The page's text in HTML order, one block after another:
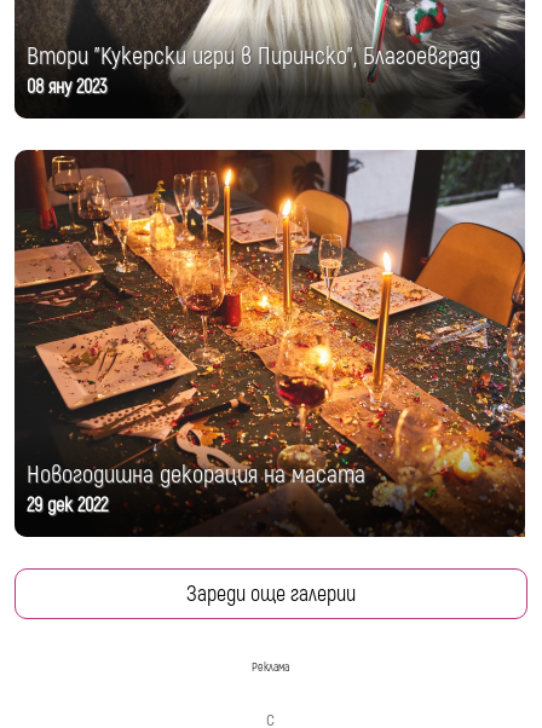
Втори "Кукерски игри в Пиринско", Благоевград
08 яну 2023
Новогодишна декорация на масата
29 дек 2022
Зареди още галерии
Реклама
с